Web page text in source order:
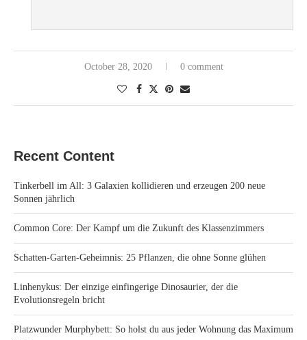
October 28, 2020 0 comment
Recent Content
Tinkerbell im All: 3 Galaxien kollidieren und erzeugen 200 neue
Sonnen jährlich
Common Core: Der Kampf um die Zukunft des Klassenzimmers
Schatten-Garten-Geheimnis: 25 Pflanzen, die ohne Sonne glühen
Linhenykus: Der einzige einfingerige Dinosaurier, der die
Evolutionsregeln bricht
Platzwunder Murphybett: So holst du aus jeder Wohnung das Maximum